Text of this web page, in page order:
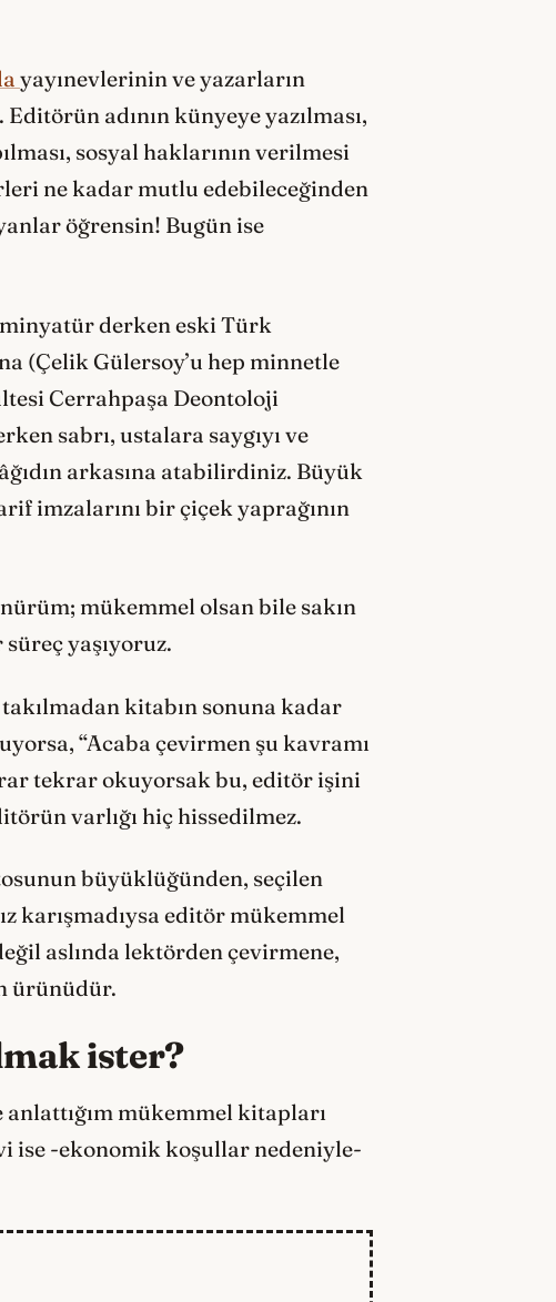
yayınevlerinin ve yazarların
adının künyeye yazılması,
sosyal haklarının verilmesi
ne kadar mutlu edebileceğinden
öğrensin! Bugün ise
derken eski Türk
(Çelik Gülersoy’u hep minnetle
Cerrahpaşa Deontoloji
sabrı, ustalara saygıyı ve
arkasına atabilirdiniz. Büyük
imzalarını bir çiçek yaprağının
mükemmel olsan bile sakın
yaşıyoruz.
kitabın sonuna kadar
“Acaba çevirmen şu kavramı
tekrar okuyorsak bu, editör işini
varlığı hiç hissedilmez.
büyüklüğünden, seçilen
karışmadıysa editör mükemmel
aslında lektörden çevirmene,
ürünüdür.
ister?
mükemmel kitapları
ise -ekonomik koşullar nedeniyle-